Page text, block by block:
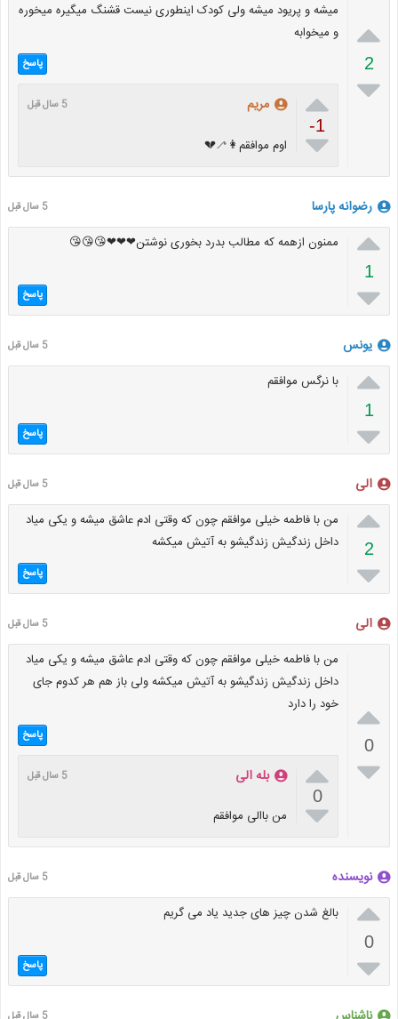

2

میشه و پریود میشه ولی کودک اینطوری نیست قشنگ میگیره میخوره
و میخوابه
پاسخ

-1

مریم 5 سال قبل
اوم موافقم⁦👩‍🦯⁩💔
رضوانه پارسا 5 سال قبل

1

ممنون ازهمه که مطالب بدرد بخوری نوشتن❤❤❤😘😘😘
پاسخ
یونس 5 سال قبل

1

با نرگس موافقم
پاسخ
الی 5 سال قبل

2

من با فاطمه خیلی موافقم چون که وقتی ادم عاشق میشه و یکی میاد
داخل زندگیش زندگیشو به آتیش میکشه
پاسخ
الی 5 سال قبل

0

من با فاطمه خیلی موافقم چون که وقتی ادم عاشق میشه و یکی میاد
داخل زندگیش زندگیشو به آتیش میکشه ولی باز هم هر کدوم جای
خود را دارد
پاسخ

0

بله الی 5 سال قبل
من باالی موافقم
نویسنده 5 سال قبل

0

بالغ شدن چیز های جدید یاد می گریم
پاسخ